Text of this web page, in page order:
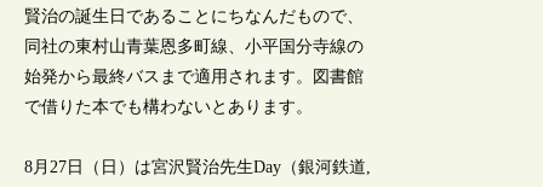
賢治の誕生日であることにちなんだもので、
同社の東村山青葉恩多町線、小平国分寺線の
始発から最終バスまで適用されます。図書館
で借りた本でも構わないとあります。
8月27日（日）は宮沢賢治先生Day（銀河鉄道,